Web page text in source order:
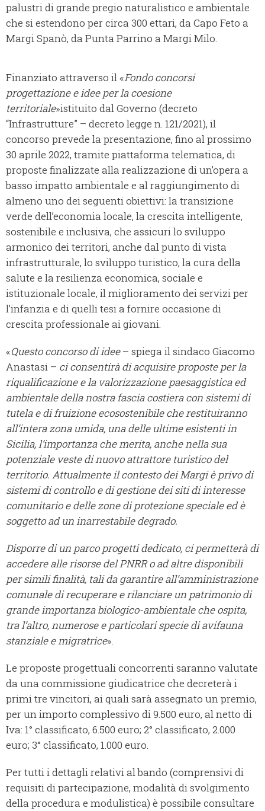
palustri di grande pregio naturalistico e ambientale
che si estendono per circa 300 ettari, da Capo Feto a
Margi Spanò, da Punta Parrino a Margi Milo.
Finanziato attraverso il «Fondo concorsi
progettazione e idee per la coesione
territoriale»istituito dal Governo (decreto
“Infrastrutture” – decreto legge n. 121/2021), il
concorso prevede la presentazione, fino al prossimo
30 aprile 2022, tramite piattaforma telematica, di
proposte finalizzate alla realizzazione di un’opera a
basso impatto ambientale e al raggiungimento di
almeno uno dei seguenti obiettivi: la transizione
verde dell’economia locale, la crescita intelligente,
sostenibile e inclusiva, che assicuri lo sviluppo
armonico dei territori, anche dal punto di vista
infrastrutturale, lo sviluppo turistico, la cura della
salute e la resilienza economica, sociale e
istituzionale locale, il miglioramento dei servizi per
l’infanzia e di quelli tesi a fornire occasione di
crescita professionale ai giovani.
«Questo concorso di idee– spiega il sindaco Giacomo
Anastasi – ci consentirà di acquisire proposte per la
riqualificazione e la valorizzazione paesaggistica ed
ambientale della nostra fascia costiera con sistemi di
tutela e di fruizione ecosostenibile che restituiranno
all’intera zona umida, una delle ultime esistenti in
Sicilia, l’importanza che merita, anche nella sua
potenziale veste di nuovo attrattore turistico del
territorio. Attualmente il contesto dei Margi è privo di
sistemi di controllo e di gestione dei siti di interesse
comunitario e delle zone di protezione speciale ed è
soggetto ad un inarrestabile degrado.
Disporre di un parco progetti dedicato, ci permetterà di
accedere alle risorse del PNRR o ad altre disponibili
per simili finalità, tali da garantire all’amministrazione
comunale di recuperare e rilanciare un patrimonio di
grande importanza biologico-ambientale che ospita,
tra l’altro, numerose e particolari specie di avifauna
stanziale e migratrice».
Le proposte progettuali concorrenti saranno valutate
da una commissione giudicatrice che decreterà i
primi tre vincitori, ai quali sarà assegnato un premio,
per un importo complessivo di 9.500 euro, al netto di
Iva: 1° classificato, 6.500 euro; 2° classificato, 2.000
euro; 3° classificato, 1.000 euro.
Per tutti i dettagli relativi al bando (comprensivi di
requisiti di partecipazione, modalità di svolgimento
della procedura e modulistica) è possibile consultare